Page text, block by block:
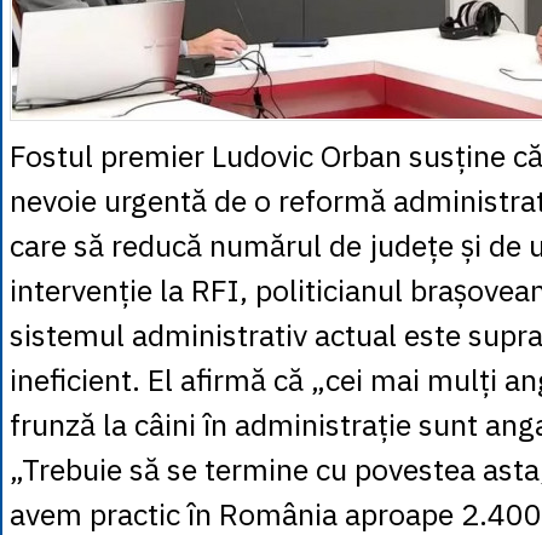
Fostul premier Ludovic Orban susține
nevoie urgentă de o reformă
care să reducă numărul de județe și
intervenție la RFI, politicianul
sistemul administrativ actual este
ineficient. El afirmă că „cei mai mulți
frunză la câini în administrație sunt
„Trebuie să se termine cu povestea
avem practic în România aproape